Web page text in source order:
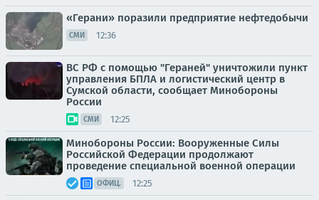
«Герани» поразили предприятие нефтедобычи
СМИ 12:36
ВС РФ с помощью "Гераней" уничтожили пункт
управления БПЛА и логистический центр в
Сумской области, сообщает Минобороны
России
СМИ 12:25
Минобороны России: Вооруженные Силы
Российской Федерации продолжают
проведение специальной военной операции
ОФИЦ. 12:25